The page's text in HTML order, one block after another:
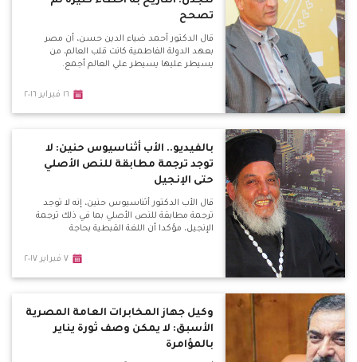
تصحح
قال الدكتور أحمد ضياء الدين حسن، أن مصر
بعهد الدولة الفاطمية كانت قلب العالم، من
يسيطر عليها يسيطر علي العالم أجمع.
١٦ فبراير ٢٠١٦
بالفيديو.. الأب أثناسيوس حنين: لا
توجد ترجمة مطابقة للنص الأصلي
حتى الإنجيل
قال الأب الدكتور أثناسيوس حنين، إنه لا توجد
ترجمة مطابقة للنص الأصلي بما في ذلك ترجمة
الإنجيل، مؤكدا أن اللغة القبطية بحاجة
٧ فبراير ٢٠١٧
وكيل جهاز المخابرات العامة المصرية
الأسبق: لا يمكن وصف ثورة يناير
بالمؤامرة